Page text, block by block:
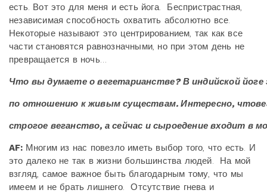
есть. Вот это для меня и есть йога. Беспристрастная,
независимая способность охватить абсолютно все.
Некоторые называют это центрированием, так как все
части становятся равнозначными, но при этом день не
превращается в ночь…
Что вы думаете о вегетарианстве? В индийской йоге
по отношению к живым существам. Интересно,
строгое веганство, а сейчас и сыроедение входит в
AF: Многим из нас повезло иметь выбор того, что есть. И
это далеко не так в жизни большинства людей. На мой
взгляд, самое важное быть благодарным тому, что мы
имеем и не брать лишнего. Отсутствие гнева и